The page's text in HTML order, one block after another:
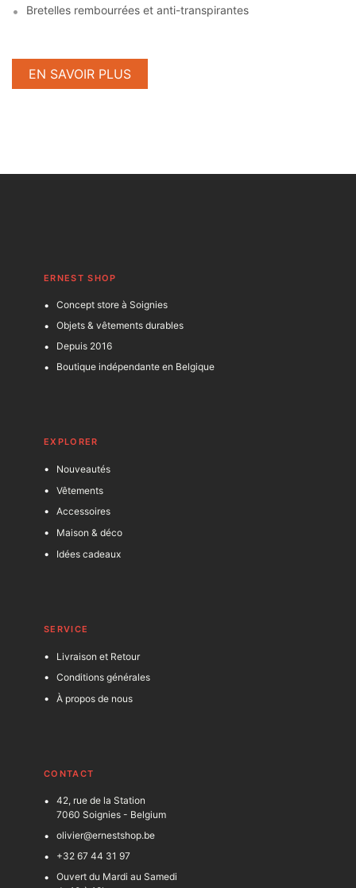
Bretelles rembourrées et anti-transpirantes
EN SAVOIR PLUS
ERNEST SHOP
Concept store à Soignies
Objets & vêtements durables
Depuis 2016
Boutique indépendante en Belgique
EXPLORER
Nouveautés
Vêtements
Accessoires
Maison & déco
Idées cadeaux
SERVICE
Livraison et Retour
Conditions générales
À propos de nous
CONTACT
42, rue de la Station
7060 Soignies - Belgium
olivier@ernestshop.be
+32 67 44 31 97
Ouvert du Mardi au Samedi